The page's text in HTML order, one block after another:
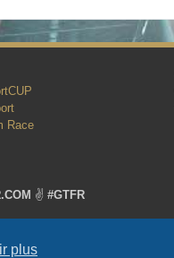
plus
Race
✌ #GTFR